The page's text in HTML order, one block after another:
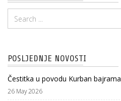
POSLJEDNJE NOVOSTI
Čestitka u povodu Kurban bajrama
26 May 2026